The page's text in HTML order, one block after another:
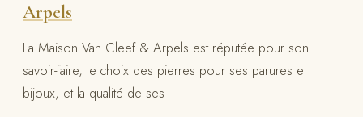
Arpels
La Maison Van Cleef & Arpels est réputée pour son
savoir-faire, le choix des pierres pour ses parures et
bijoux, et la qualité de ses